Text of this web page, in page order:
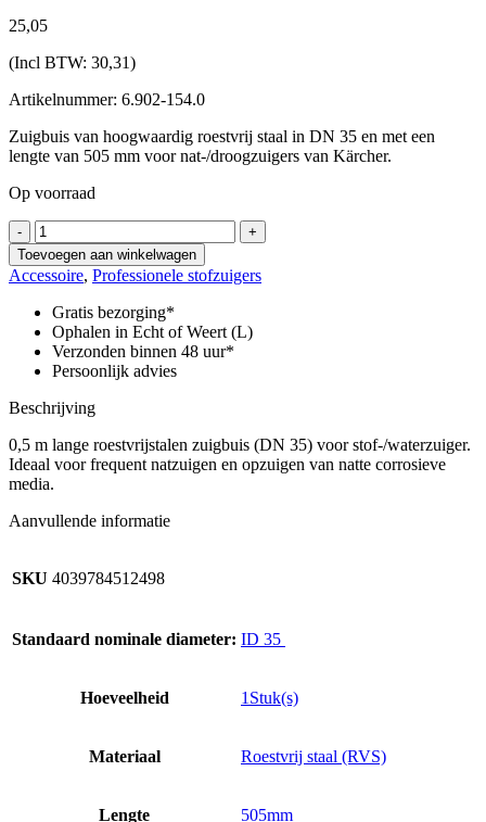
25,05
(Incl BTW: 30,31)
Artikelnummer: 6.902-154.0
Zuigbuis van hoogwaardig roestvrij staal in DN 35 en met een
lengte van 505 mm voor nat-/droogzuigers van Kärcher.
Op voorraad
-
Zuigbuis,
NT,
DN
35,
lengte
505
mm,
RVS,
voor:
27/1,
NT
30/1,
40/1,
aantal
+
Toevoegen aan winkelwagen
Accessoire, Professionele stofzuigers
Gratis bezorging*
Ophalen in Echt of Weert (L)
Verzonden binnen 48 uur*
Persoonlijk advies
Beschrijving
0,5 m lange roestvrijstalen zuigbuis (DN 35) voor stof-/waterzuiger.
Ideaal voor frequent natzuigen en opzuigen van natte corrosieve
media.
Aanvullende informatie
SKU 4039784512498
Standaard nominale diameter: ID 35
Hoeveelheid 1Stuk(s)
Materiaal Roestvrij staal (RVS)
Lengte 505mm